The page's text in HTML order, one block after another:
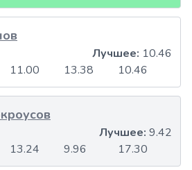
11.00 13.38 10.46
Лучшее: 10.46
13.24 9.96 17.30
Лучшее: 9.42